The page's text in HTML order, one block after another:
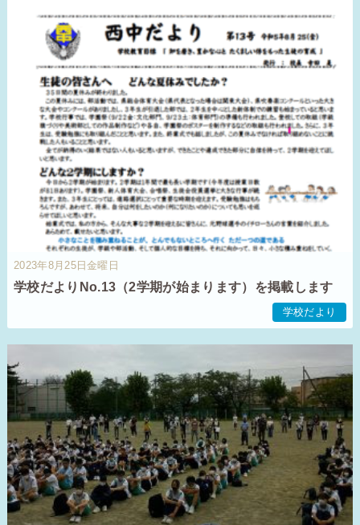
2023年8月25日金曜日
学校だよりNo.13（2学期が始まります）を掲載します
学校だより